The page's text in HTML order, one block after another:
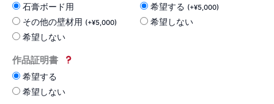
石膏ボード用
その他の壁材用 (+¥5,000)
希望しない
希望する (+¥5,000)
希望しない
作品証明書
希望する
希望しない